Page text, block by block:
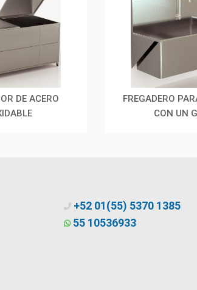
DE ACERO
FREGADERO
CON UN
+52 01(55) 5370 1385
55 10536933